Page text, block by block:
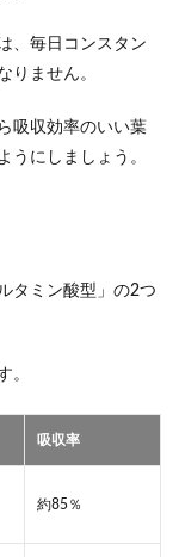
、毎日コンスタン
りません。
吸収効率のいい葉
うにしましょう。
タミン酸型」の2つ
。
吸収率
約85％